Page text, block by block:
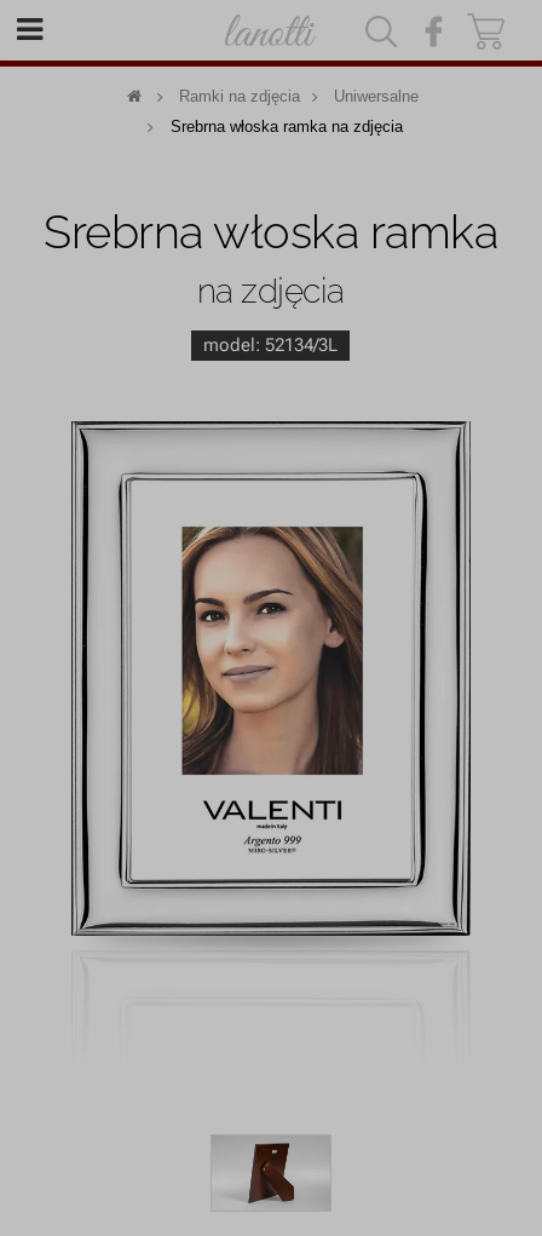
Ramki na zdjęcia
Uniwersalne
Srebrna włoska ramka na zdjęcia
Srebrna włoska ramka
na zdjęcia
model:52134/3L